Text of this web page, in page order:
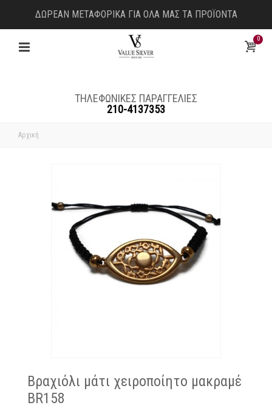
ΔΩΡΕΑΝ ΜΕΤΑΦΟΡΙΚΑ ΓΙΑ ΟΛΑ ΜΑΣ ΤΑ ΠΡΟΪΟΝΤΑ
0
ΤΗΛΕΦΩΝΙΚΕΣ ΠΑΡΑΓΓΕΛΙΕΣ
210-4137353
Αρχική
Βραχιόλι μάτι χειροποίητο μακραμέ
BR158